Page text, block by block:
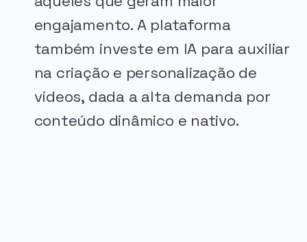
engajamento. A plataforma
também investe em IA para auxiliar
na criação e personalização de
vídeos, dada a alta demanda por
conteúdo dinâmico e nativo.